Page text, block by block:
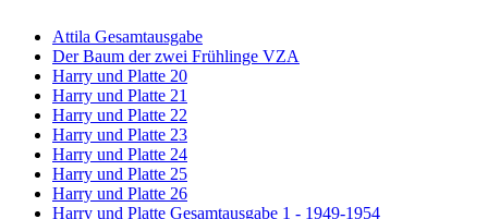
Attila Gesamtausgabe
Der Baum der zwei Frühlinge VZA
Harry und Platte 20
Harry und Platte 21
Harry und Platte 22
Harry und Platte 23
Harry und Platte 24
Harry und Platte 25
Harry und Platte 26
Harry und Platte Gesamtausgabe 1 - 1949-1954